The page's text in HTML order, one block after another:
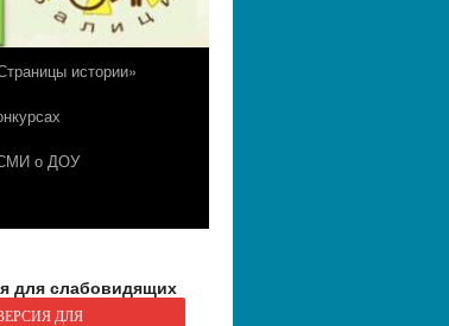
истории»
о ДОУ
для слабовидящих
ДЛЯ